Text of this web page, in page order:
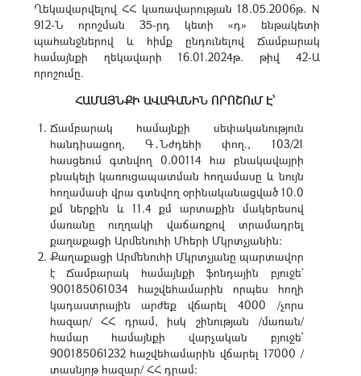
Ղեկավարվելով ՀՀ կառավարության 18.05.2006թ. N
912-Ն որոշման 35-րդ կետի «դ» ենթակետի
պահանջներով և հիմք ընդունելով Ճամբարակ
համայնքի ղեկավարի 16.01.2024թ. թիվ 42-Ա
որոշումը.
ՀԱՄԱՅՆՔԻ ԱՎԱԳԱՆԻՆ ՈՐՈՇՈւՄ Է՝
Ճամբարակ համայնքի սեփականություն
հանդիսացող, Գ․Նժդեհի փող., 103/21
հասցեում գտնվող 0.00114 հա բնակավայրի
բնակելի կառուցապատման հողամասը և նույն
հողամասի վրա գտնվող օրինականացված 10.0
քմ ներքին և 11.4 քմ արտաքին մակերեսով
մառանը ուղղակի վաճառքով տրամադրել
քաղաքացի Արմենուհի Մհերի Մկրտչյանին:
Քաղաքացի Արմենուհի Մկրտչյանը պարտավոր
է Ճամբարակ համայնքի ֆոնդային բյուջե`
900185061034 հաշվեհամարին որպես հողի
կադաստրային արժեք վճարել 4000 /չորս
հազար/ ՀՀ դրամ, իսկ շինության /մառան/
համար համայնքի վարչական բյուջե`
900185061232 հաշվեհամարին վճարել 17000 /
տասնյոթ հազար/ ՀՀ դրամ: